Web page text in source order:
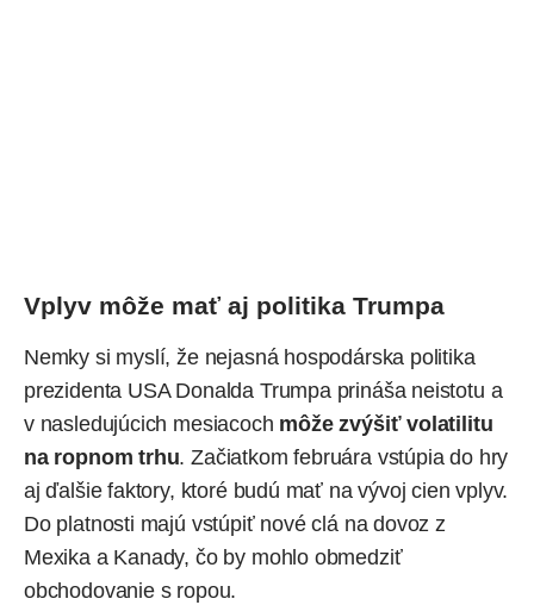
Vplyv môže mať aj politika Trumpa
Nemky si myslí, že nejasná hospodárska politika
prezidenta USA Donalda Trumpaprináša neistotu a
v nasledujúcich mesiacoch môže zvýšiť volatilitu
na ropnom trhu. Začiatkom februára vstúpia do hry
aj ďalšie faktory, ktoré budú mať na vývoj cien vplyv.
Do platnosti majú vstúpiť nové clá na dovoz z
Mexika a Kanady, čo by mohlo obmedziť
obchodovanie s ropou.